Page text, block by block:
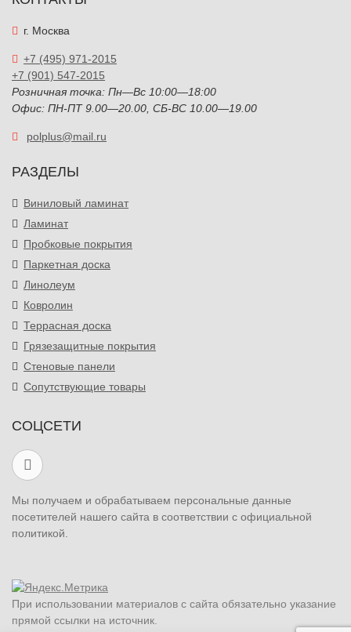
г. Москва
+7 (495) 971-2015
+7 (901) 547-2015
Розничная точка: Пн—Вс 10:00—18:00
Офис: ПН-ПТ 9.00—20.00, СБ-ВС 10.00—19.00
polplus@mail.ru
РАЗДЕЛЫ
Виниловый ламинат
Ламинат
Пробковые покрытия
Паркетная доска
Линолеум
Ковролин
Террасная доска
Грязезащитные покрытия
Стеновые панели
Сопутствующие товары
СОЦСЕТИ
Мы получаем и обрабатываем персональные данные
посетителей нашего сайта в соответствии с официальной
политикой.
При использовании материалов с сайта обязательно указание
прямой ссылки на источник.